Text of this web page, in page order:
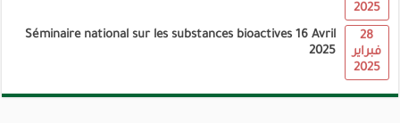
2025
Séminaire national sur les substances bioactives 16 Avril
2025
28
فبراير
2025